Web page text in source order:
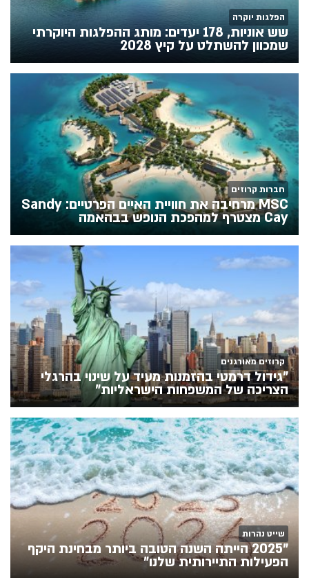
הפלגות יוקרה
שש אוניות, 178 יעדים: מותג ההפלגות היוקרתי
שמכוון להשתלט על קיץ 2028
חברות קרוזים
MSC מרחיבה את חוויית האיים הפרטיים: Sandy
Cay מצטרף למהפכת הנופש בבהאמה
קרוזים מאורגנים
"גידול דרמטי בהזמנות מעיד על שינוי בהרגלי
הצריכה של המשפחות הישראליות"
שייט נהרות
"2025 הייתה השנה הטובה ביותר מבחינת היקף
הפעילות התיירותית שלנו"